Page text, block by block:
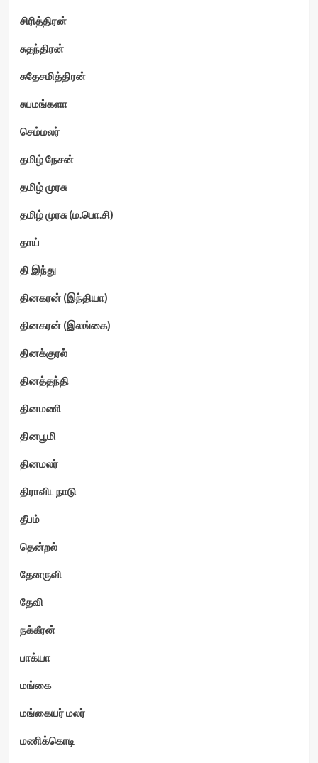
சிரித்திரன்
சுதந்திரன்
சுதேசமித்திரன்
சுபமங்களா
செம்மலர்
தமிழ் நேசன்
தமிழ் முரசு
தமிழ் முரசு (ம.பொ.சி)
தாய்
தி இந்து
தினகரன் (இந்தியா)
தினகரன் (இலங்கை)
தினக்குரல்
தினத்தந்தி
தினமணி
தினபூமி
தினமலர்
திராவிடநாடு
தீபம்
தென்றல்
தேனருவி
தேவி
நக்கீரன்
பாக்யா
மங்கை
மங்கையர் மலர்
மணிக்கொடி